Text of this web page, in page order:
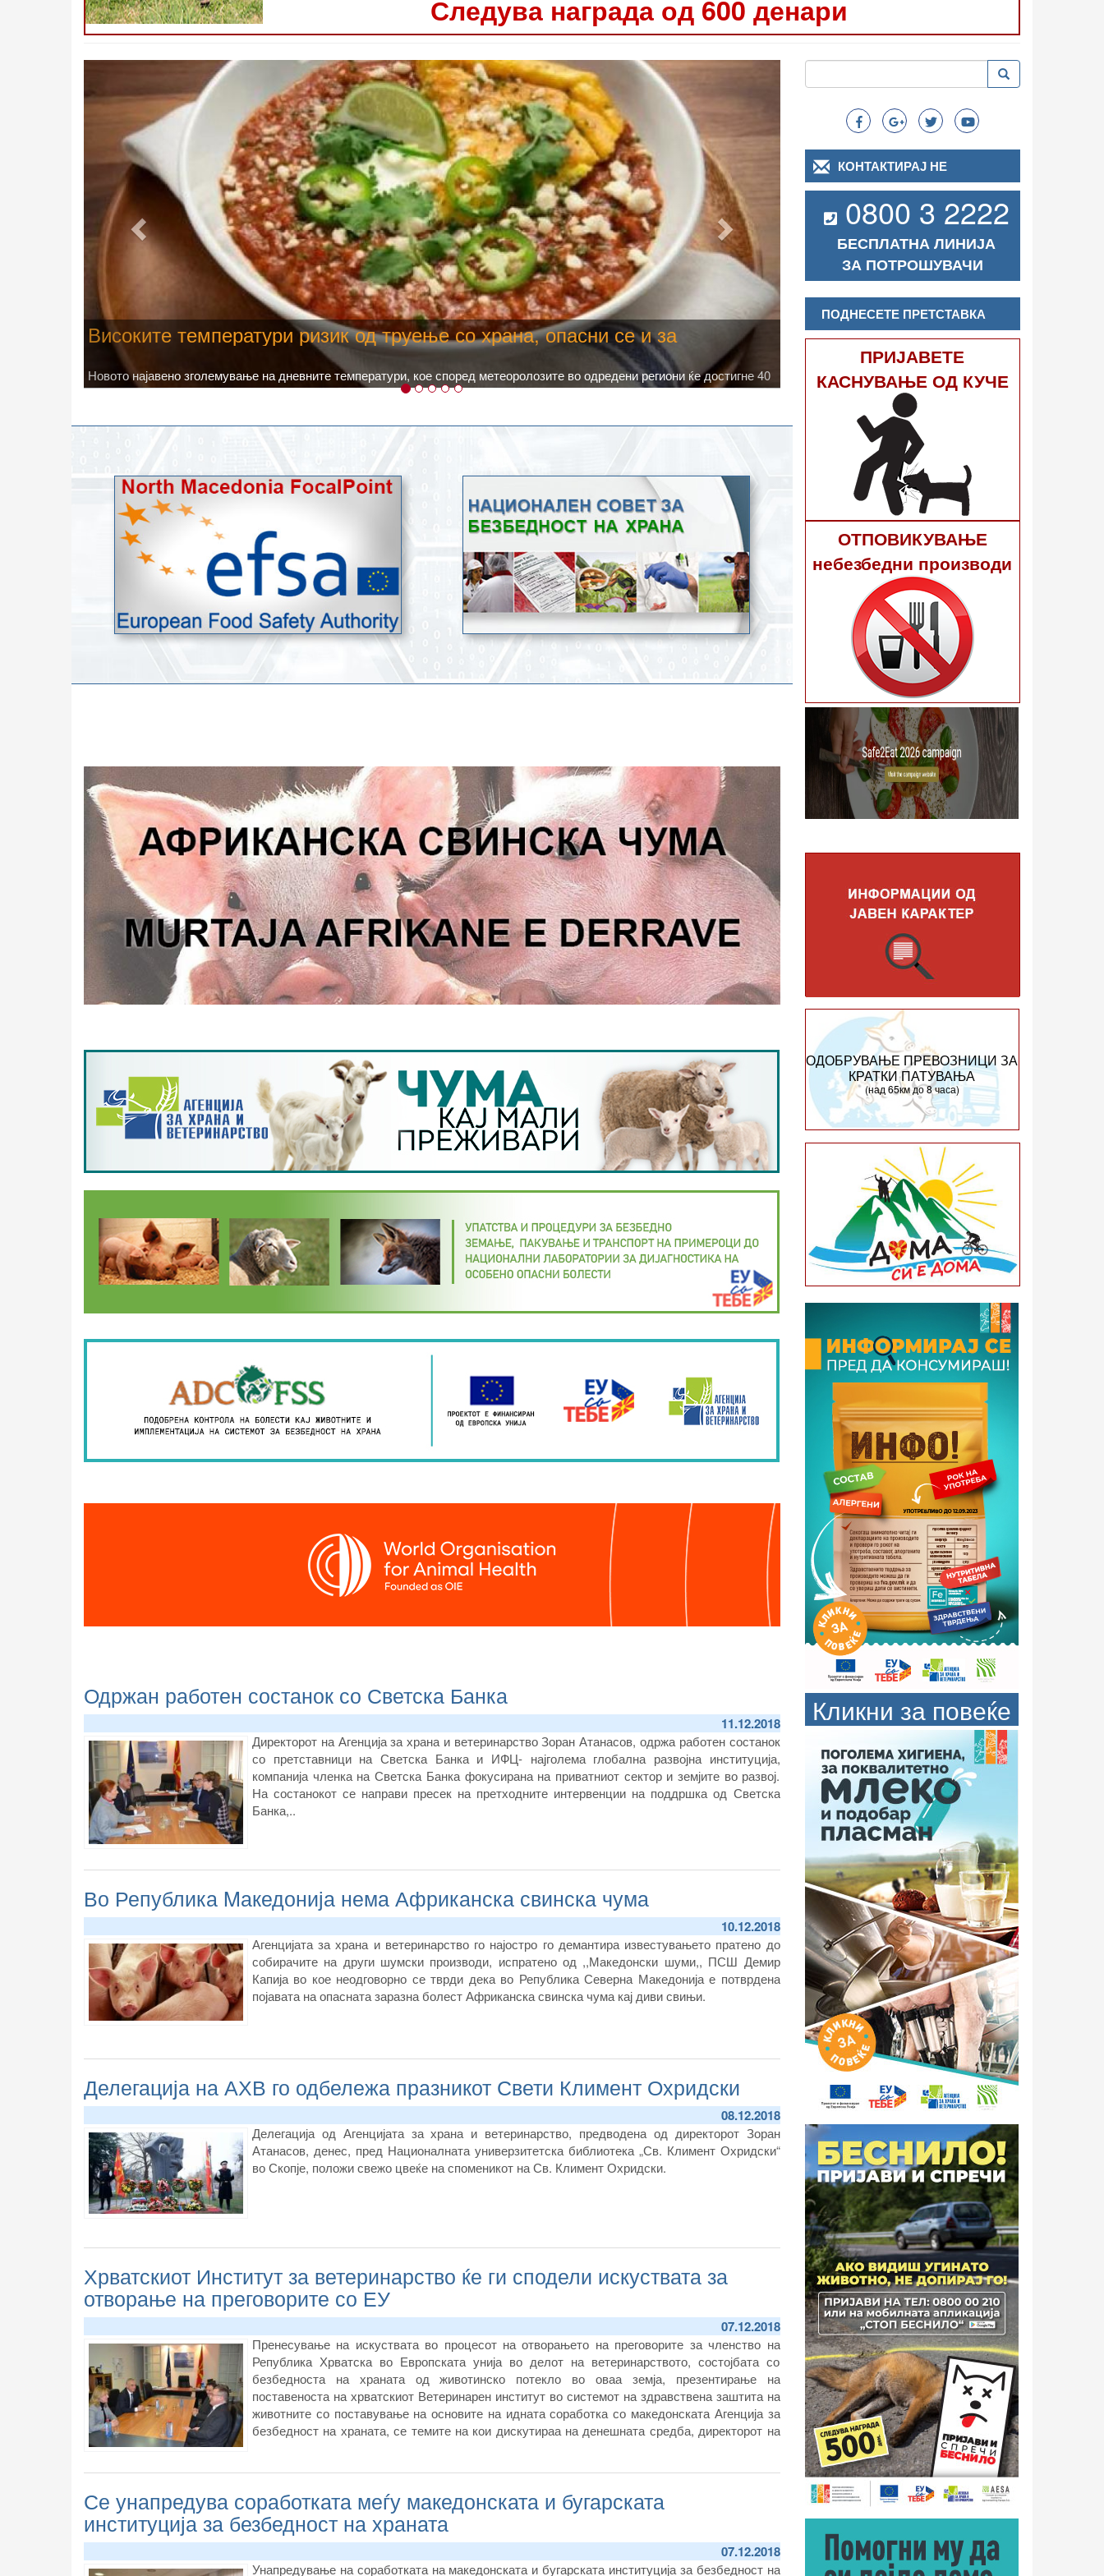
Следува награда од 600 денари
Водата во Гостивар може да се користи како техничка, продолжува
испораката на флаширана вода
Водата во Гостивар може да се користи како техничка, но не и за приготвување храна.
Претходно Следно
Одржан работен состанок со Светска Банка
11.12.2018
Директорот на Агенција за храна и ветеринарство Зоран Атанасов, одржа работен состанок
со претставници на Светска Банка и ИФЦ- најголема глобална развојна институција,
компанија членка на Светска Банка фокусирана на приватниот сектор и земјите во развој.
На состанокот се направи пресек на претходните интервенции на поддршка од Светска
Банка,..
Во Република Mакедонија нема Африканска свинска чума
10.12.2018
Агенцијата за храна и ветеринарство го најостро го демантира известувањето пратено до
собирачите на други шумски производи, испратено од ,,Македонски шуми,, ПСШ Демир
Капија во кое неодговорно се тврди дека во Република Северна Македонија е потврдена
појавата на опасната заразна болест Африканска свинска чума кај диви свињи.
Делегација на АХВ го одбележа празникот Свети Климент Охридски
08.12.2018
Делегација од Агенцијата за храна и ветеринарство, предводена од директорот Зоран
Атанасов, денес, пред Националната универзитетска библиотека „Св. Климент Охридски“
во Скопје, положи свежо цвеќе на споменикот на Св. Климент Охридски.
Хрватскиот Институт за ветеринарство ќе ги сподели искуствата за
отворање на преговорите со ЕУ
07.12.2018
Пренесување на искуствата во процесот на отворањето на преговорите за членство на
Република Хрватска во Европската унија во делот на ветеринарството, состојбата со
безбедноста на храната од животинско потекло во оваа земја, презентирање на
поставеноста на хрватскиот Ветеринарен институт во системот на здравствена заштита на
животните со поставување на основите на идната соработка со македонската Агенција за
безбедност на храната, се темите на кои дискутираа на денешната средба, директорот на
Се унапредува соработката меѓу македонската и бугарската
институција за безбедност на храната
07.12.2018
Унапредување на соработката на македонската и бугарската институција за безбедност на
Search
Пребарување Пребарување
КОНТАКТИРАЈ НЕ
0800 3 2222
БЕСПЛАТНА ЛИНИЈА
ЗА ПОТРОШУВАЧИ
ПОДНЕСЕТЕ ПРЕТСТАВКА
ПРИЈАВЕТЕ
КАСНУВАЊЕ ОД КУЧЕ
ОТПОВИКУВАЊЕ
небезбедни производи
ОДОБРУВАЊЕ ПРЕВОЗНИЦИ ЗА
КРАТКИ ПАТУВАЊА
(над 65км до 8 часа)
Кликни за повеќе